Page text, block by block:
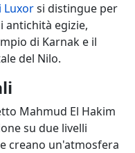
Luxorsi distingue per
antichità egizie,
di Karnak e il
del Nilo.
Mahmud El Hakim
su due livelli
creano un'atmosfera